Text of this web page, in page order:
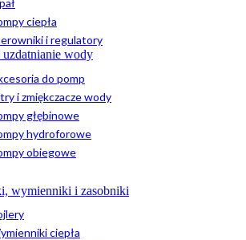
ciepła
i regulatory
wody
do pomp
i zmiękczacze wody
głębinowe
hydroforowe
obiegowe
wymienniki i zasobniki
ciepła